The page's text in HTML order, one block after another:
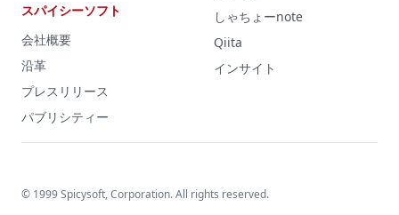
スパイシーソフト
会社概要
沿革
プレスリリース
パブリシティー
しゃちょーnote
Qiita
インサイト
© 1999 Spicysoft, Corporation. All rights reserved.